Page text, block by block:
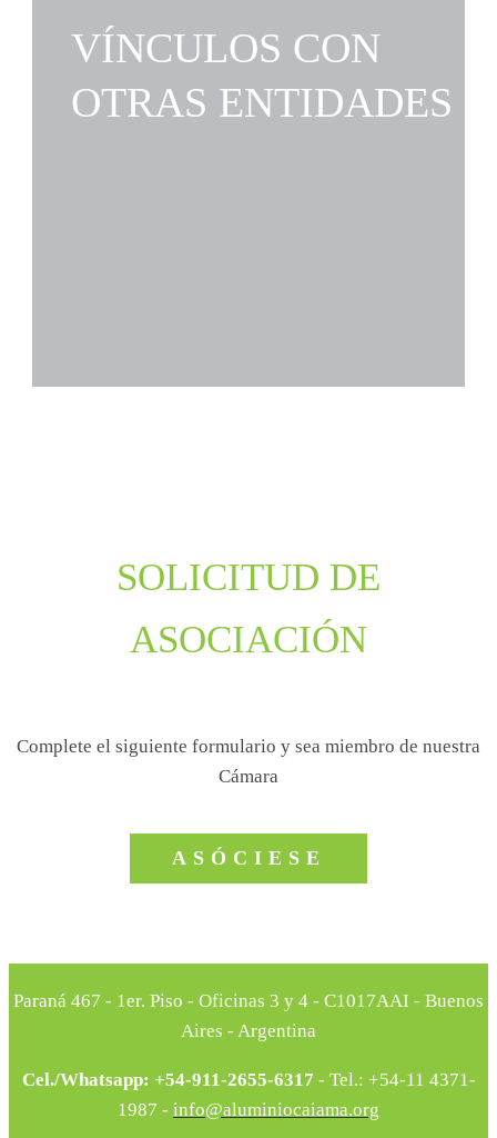
VÍNCULOS CON
OTRAS ENTIDADES
SOLICITUD DE
ASOCIACIÓN
Complete el siguiente formulario y sea miembro de nuestra
Cámara
ASÓCIESE
Paraná 467 - 1er. Piso - Oficinas 3 y 4 - C1017AAI - Buenos
Aires - Argentina
Cel./Whatsapp: +54-911-2655-6317 - Tel.: +54-11 4371-
1987 - info@aluminiocaiama.org